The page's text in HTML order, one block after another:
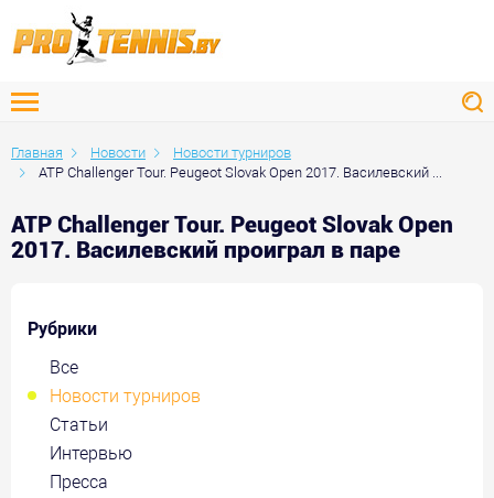
Главная Новости
Новости турниров
ATP Challenger Tour. Peugeot Slovak Open 2017. Василевский ...
ATP Challenger Tour. Peugeot Slovak Open
2017. Василевский проиграл в паре
Рубрики
Все
Новости турниров
Статьи
Интервью
Пресса